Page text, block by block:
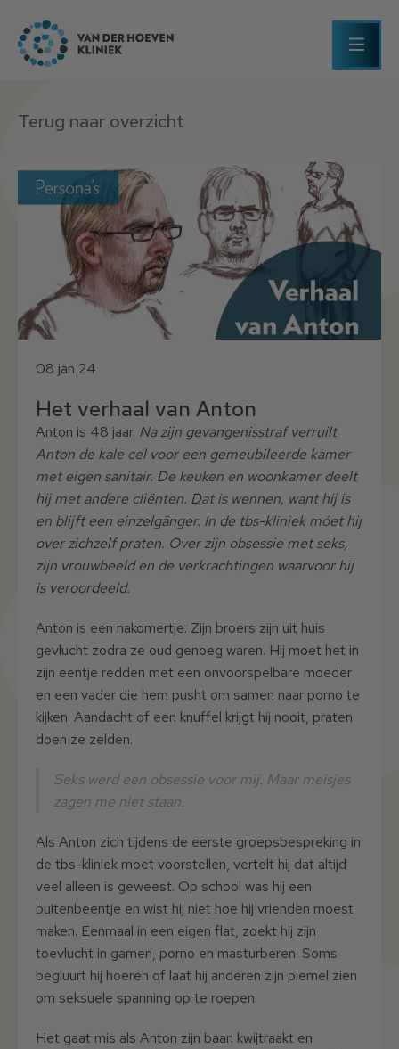
Terug naar overzicht
08 jan 24
Het verhaal van Anton
Anton is 48 jaar. Na zijn gevangenisstraf verruilt
Anton de kale cel voor een gemeubileerde kamer
met eigen sanitair. De keuken en woonkamer deelt
hij met andere cliënten. Dat is wennen, want hij is
en blijft een einzelgänger. In de tbs-kliniek móet hij
over zichzelf praten. Over zijn obsessie met seks,
zijn vrouwbeeld en de verkrachtingen waarvoor hij
is veroordeeld.
Anton is een nakomertje. Zijn broers zijn uit huis
gevlucht zodra ze oud genoeg waren. Hij moet het in
zijn eentje redden met een onvoorspelbare moeder
en een vader die hem pusht om samen naar porno te
kijken. Aandacht of een knuffel krijgt hij nooit, praten
doen ze zelden.
Seks werd een obsessie voor mij. Maar meisjes
zagen me niet staan.
Als Anton zich tijdens de eerste groepsbespreking in
de tbs-kliniek moet voorstellen, vertelt hij dat altijd
veel alleen is geweest. Op school was hij een
buitenbeentje en wist hij niet hoe hij vrienden moest
maken. Eenmaal in een eigen flat, zoekt hij zijn
toevlucht in gamen, porno en masturberen. Soms
begluurt hij hoeren of laat hij anderen zijn piemel zien
om seksuele spanning op te roepen.
Het gaat mis als Anton zijn baan kwijtraakt en